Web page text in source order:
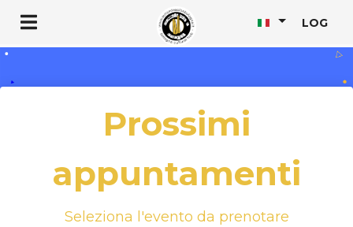
LOG
Prossimi
appuntamenti
Seleziona l'evento da prenotare